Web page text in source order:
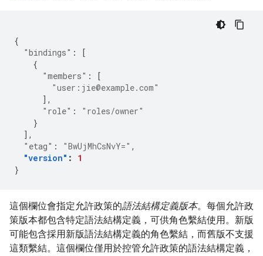
{
"bindings" :
[
{
"members" :
[
"user:jie@example.com"
],
"role" :
"roles/owner"
}
],
"etag" : "BwUjMhCsNvY=" ,
"version" :
1
}
這個欄位會指定允許政策的語法結構定義版本。每個允許政
策版本都包含特定語法結構定義，可供角色繫結使用。新版
可能包含採用新版語法結構定義的角色繫結，而舊版不支援
這類繫結。這個欄位僅用於控管允許政策的語法結構定義，